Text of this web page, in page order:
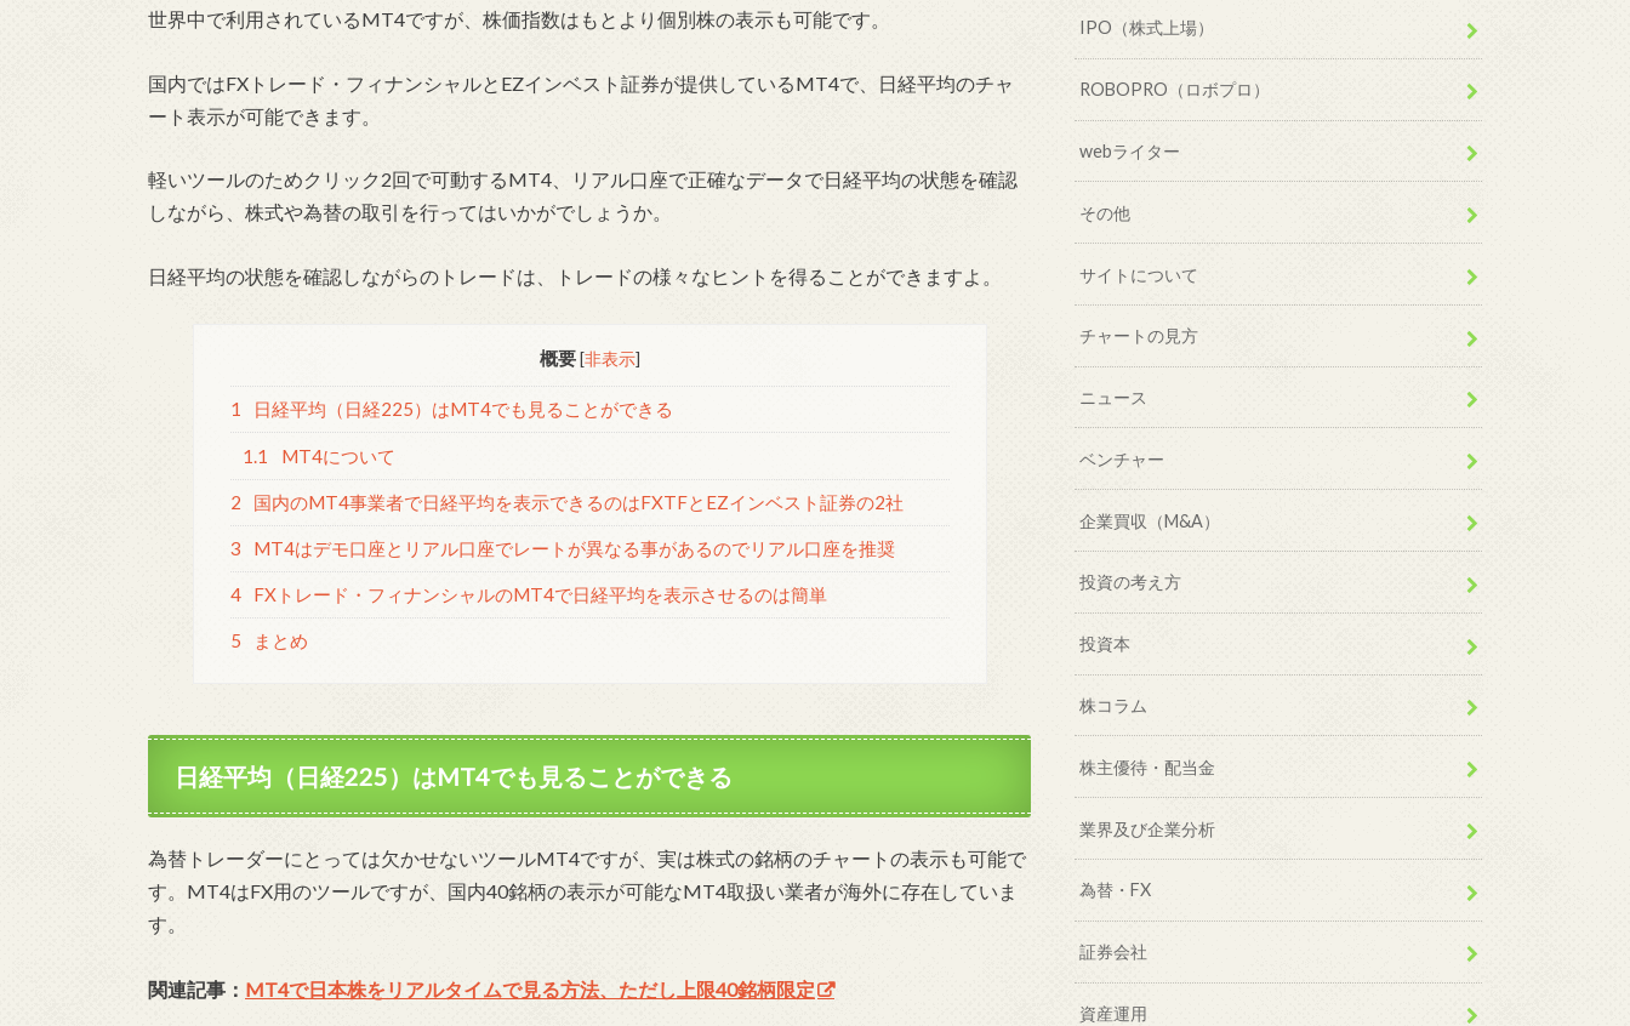
世界中で利用されているMT4ですが、株価指数はもとより個別株の表示も可能です。
国内ではFXトレード・フィナンシャルとEZインベスト証券が提供しているMT4で、日経平均のチャ
ート表示が可能できます。
軽いツールのためクリック2回で可動するMT4、リアル口座で正確なデータで日経平均の状態を確認
しながら、株式や為替の取引を行ってはいかがでしょうか。
日経平均の状態を確認しながらのトレードは、トレードの様々なヒントを得ることができますよ。
概要 [非表示]
1 日経平均（日経225）はMT4でも見ることができる
1.1 MT4について
2 国内のMT4事業者で日経平均を表示できるのはFXTFとEZインベスト証券の2社
3 MT4はデモ口座とリアル口座でレートが異なる事があるのでリアル口座を推奨
4 FXトレード・フィナンシャルのMT4で日経平均を表示させるのは簡単
5 まとめ
日経平均（日経225）はMT4でも見ることができる
為替トレーダーにとっては欠かせないツールMT4ですが、実は株式の銘柄のチャートの表示も可能で
す。MT4はFX用のツールですが、国内40銘柄の表示が可能なMT4取扱い業者が海外に存在していま
す。
関連記事： MT4で日本株をリアルタイムで見る方法、ただし上限40銘柄限定
IPO（株式上場）
ROBOPRO（ロボプロ）
webライター
その他
サイトについて
チャートの見方
ニュース
ベンチャー
企業買収（M&A）
投資の考え方
投資本
株コラム
株主優待・配当金
業界及び企業分析
為替・FX
証券会社
資産運用